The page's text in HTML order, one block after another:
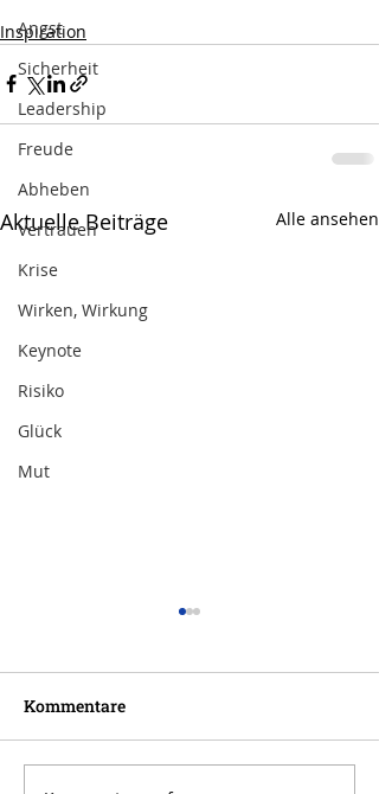
Angst
Sicherheit
Leadership
Freude
Abheben
Vertrauen
Krise
Wirken, Wirkung
Keynote
Risiko
Glück
Mut
Inspiration
Aktuelle Beiträge Alle ansehen
Kommentare